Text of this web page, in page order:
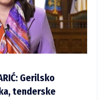
Gerilsko
tenderske